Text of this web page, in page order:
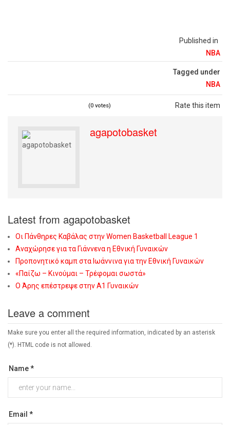
Published in
NBA
Tagged under
NBA
Rate this item
(0 votes)
agapotobasket
Latest from agapotobasket
Οι Πάνθηρες Καβάλας στην Women Basketball League 1
Αναχώρησε για τα Γιάννενα η Εθνική Γυναικών
Προπονητικό καμπ στα Ιωάννινα για την Εθνική Γυναικών
«Παίζω – Κινούμαι – Τρέφομαι σωστά»
Ο Άρης επέστρεψε στην Α1 Γυναικών
Leave a comment
Make sure you enter all the required information, indicated by an asterisk
(*). HTML code is not allowed.
Name *
Email *